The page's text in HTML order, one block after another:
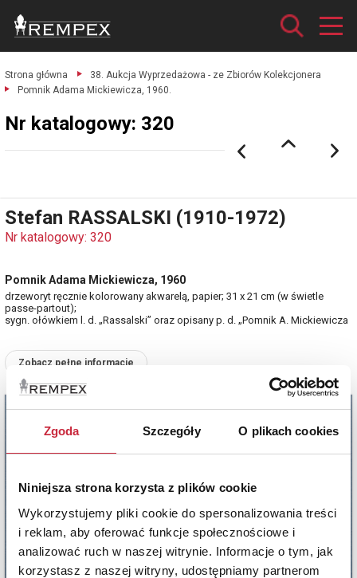
Zgoda Szczegóły O plikach cookies
Niniejsza strona korzysta z plików cookie
Wykorzystujemy pliki cookie do spersonalizowania treści
i reklam, aby oferować funkcje społecznościowe i
analizować ruch w naszej witrynie. Informacje o tym, jak
korzystasz z naszej witryny, udostępniamy partnerom
Strona główna
38. Aukcja Wyprzedażowa - ze Zbiorów Kolekcjonera
Pomnik Adama Mickiewicza, 1960.
Nr katalogowy: 320
Stefan RASSALSKI (1910-1972)
Nr katalogowy: 320
Pomnik Adama Mickiewicza, 1960
drzeworyt ręcznie kolorowany akwarelą, papier; 31 x 21 cm (w świetle
passe-partout);
sygn. ołówkiem l. d. „Rassalski” oraz opisany p. d. „Pomnik A. Mickiewicza
Zobacz pełne informacje